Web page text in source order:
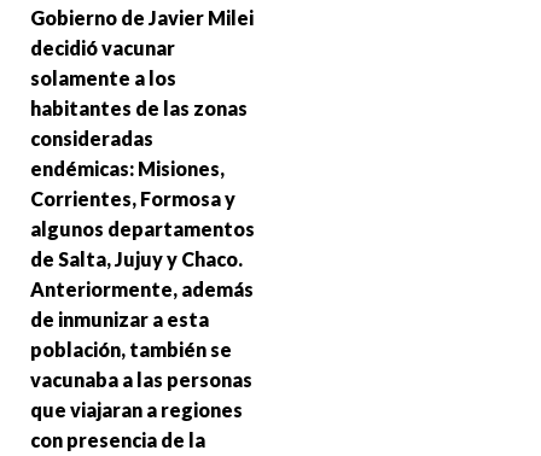
Gobierno de Javier Milei
decidió vacunar
solamente a los
habitantes de las zonas
consideradas
endémicas: Misiones,
Corrientes, Formosa y
algunos departamentos
de Salta, Jujuy y Chaco.
Anteriormente, además
de inmunizar a esta
población, también se
vacunaba a las personas
que viajaran a regiones
con presencia de la